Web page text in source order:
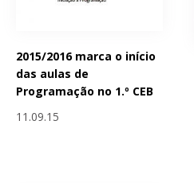
2015/2016 marca o início
das aulas de
Programação no 1.º CEB
11.09.15